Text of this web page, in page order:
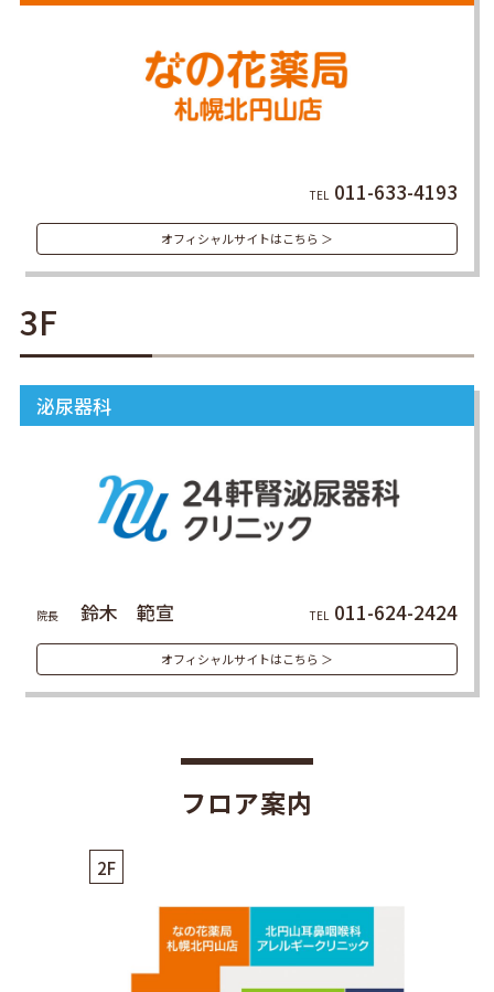
TEL 011-633-4193
オフィシャルサイトはこちら ＞
3F
泌尿器科
院長 鈴木 範宣 TEL 011-624-2424
オフィシャルサイトはこちら ＞
フロア案内
2F